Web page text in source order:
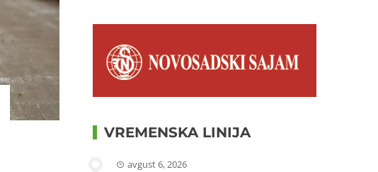
VREMENSKA LINIJA
avgust 6, 2026